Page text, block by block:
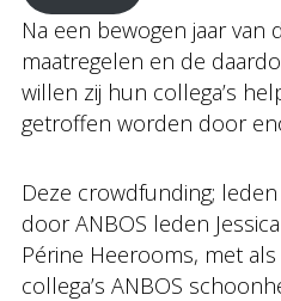
Na een bewogen jaar van
maatregelen en de
willen zij hun collega’s
getroffen worden door
Deze crowdfunding;
door ANBOS leden
Périne Heerooms, met
collega’s ANBOS